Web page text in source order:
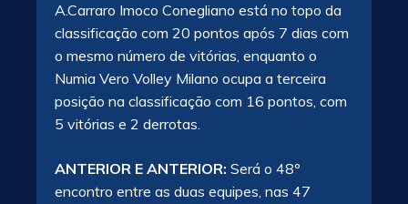
A.Carraro Imoco Conegliano está no topo da
classificação com 20 pontos após 7 dias com
o mesmo número de vitórias, enquanto o
Numia Vero Volley Milano ocupa a terceira
posição na classificação com 16 pontos, com
5 vitórias e 2 derrotas.
ANTERIOR E ANTERIOR: Será o 48º
encontro entre as duas equipes, nas 47